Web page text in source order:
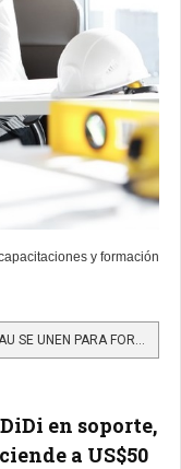
y formación
LEER MÁS…CONCONCRETO, EL SENA Y BIMBAU SE UNEN PARA FORMAR Y BRINDAR EMPLEO A JÓVENES EN SITUACIÓN...
en soporte,
a US$50